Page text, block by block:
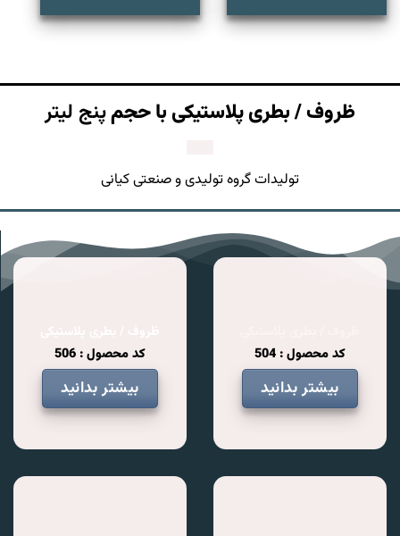
ظروف / بطری پلاستیکی با حجمپنج لیتر
تولیدات گروه تولیدی و صنعتی کیانی
کد محصول : 504
بیشتر بدانید
کد محصول : 506
بیشتر بدانید